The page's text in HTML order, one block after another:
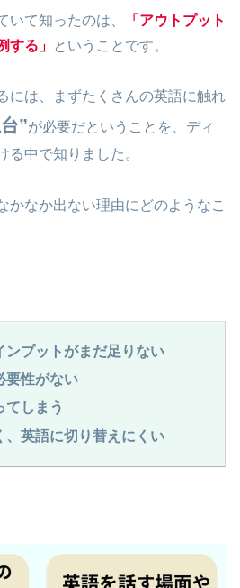
いて知ったのは、
「アウトプット
する」
ということです。
には、まずたくさんの英語に触れ
”が必要だということを、ディ
る中で知りました。
かなか出ない理由にどのようなこ
ンプットがまだ足りない
要性がない
てしまう
、英語に切り替えにくい